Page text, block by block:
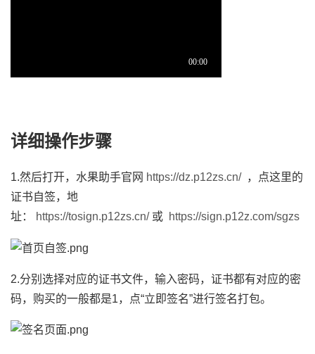
详细操作步骤
1.然后打开，水果助手官网 https://dz.p12zs.cn/，点这里的
证书自签，地
址：
https://tosign.p12zs.cn/或 https://sign.p12z.com/sgzs
2.分别选择对应的证书文件，输入密码，证书都有对应的密
码，购买的一般都是1，点“立即签名”进行签名打包。